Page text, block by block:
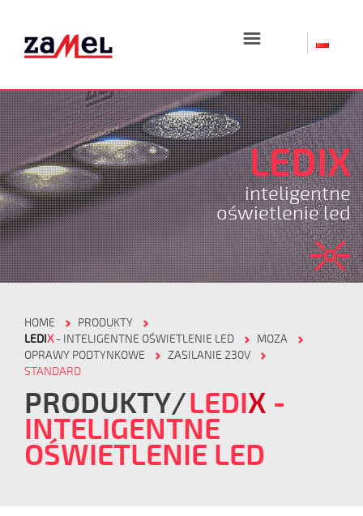
☰
LEDIX
inteligentne
oświetlenie led
HOME
PRODUKTY
LEDIX- INTELIGENTNE OŚWIETLENIE LED
MOZA
OPRAWY PODTYNKOWE
ZASILANIE 230V
STANDARD
PRODUKTY LEDIX -
INTELIGENTNE
OŚWIETLENIE LED